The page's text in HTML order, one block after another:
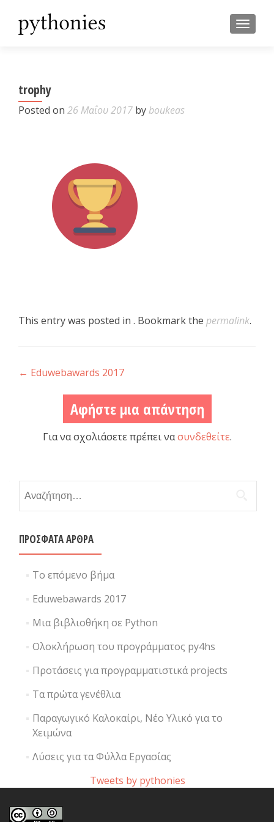
trophy
Posted on 26 Μαΐου 2017 byboukeas
This entry was posted in . Bookmark the permalink.
Post navigation
← Eduwebawards 2017
Αφήστε μια απάντηση
Για να σχολιάσετε πρέπει νασυνδεθείτε.
Αναζήτηση για:
ΠΡΌΣΦΑΤΑ ΆΡΘΡΑ
Το επόμενο βήμα
Eduwebawards 2017
Μια βιβλιοθήκη σε Python
Ολοκλήρωση του προγράμματος py4hs
Προτάσεις για προγραμματιστικά projects
Τα πρώτα γενέθλια
Παραγωγικό Καλοκαίρι, Νέο Υλικό για το
Χειμώνα
Λύσεις για τα Φύλλα Εργασίας
Tweets by pythonies